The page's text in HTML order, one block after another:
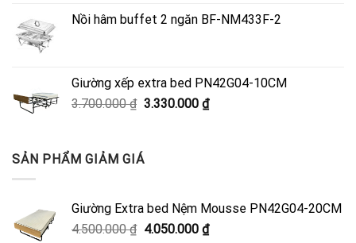
4.500.000 ₫.là:
Nồi hâm buffet 2 ngăn BF-NM433F-2
Giường xếp extra bed PN42G04-10CM
3.700.000₫ Giá
3.700.000 ₫.
3.330.000 ₫Giá
SẢN PHẨM GIẢM GIÁ
Giường Extra bed Nệm Mousse PN42G04-20CM
4.500.000₫ Giá
4.050.000 ₫Giá